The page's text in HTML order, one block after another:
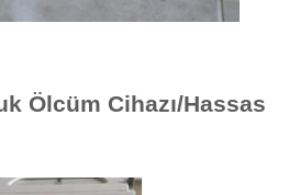
Ölcüm Cihazı/Hassas